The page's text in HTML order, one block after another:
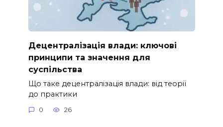
Децентралізація влади: ключові
принципи та значення для
суспільства
Що таке децентралізація влади: від теорії
до практики
0 26